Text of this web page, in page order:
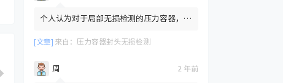
个人认为对于局部无损检测的压力容器，标
部位进行100%的RT检测...
[文章] 来自： 压力容器封头无损检测
周 2 年前